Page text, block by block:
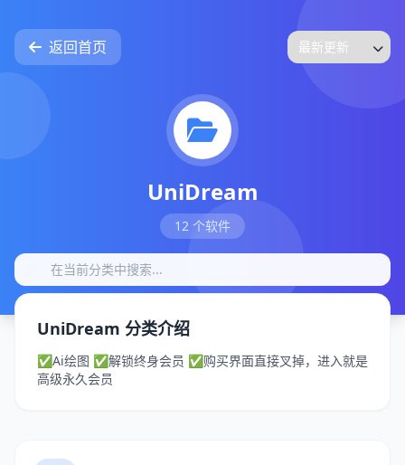
返回首页
UniDream
12 个软件
UniDream 分类介绍
✅Ai绘图 ✅解锁终身会员 ✅购买界面直接叉掉，进入就是
高级永久会员